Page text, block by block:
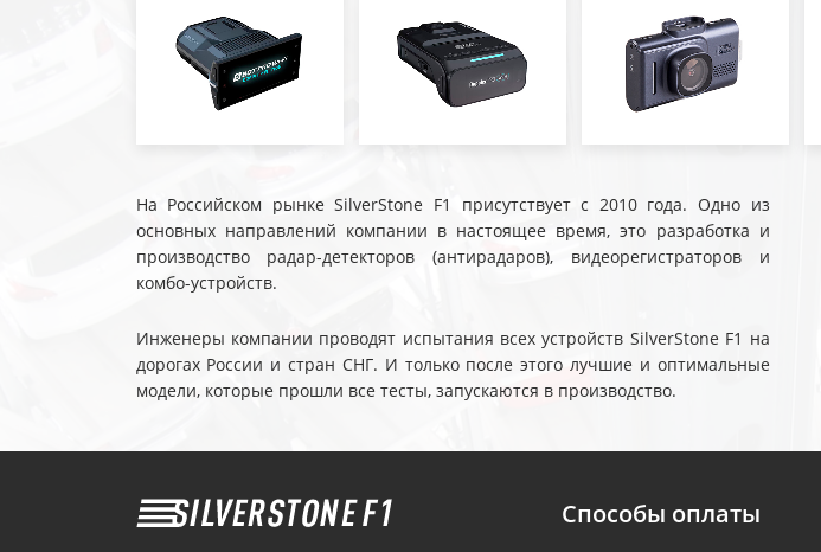
На Российском рынке SilverStone F1 присутствует с 2010 года. Одно из
основных направлений компании в настоящее время, это разработка и
производство радар-детекторов (антирадаров), видеорегистраторов и
комбо-устройств.
Инженеры компании проводят испытания всех устройств SilverStone F1 на
дорогах России и стран СНГ. И только после этого лучшие и оптимальные
модели, которые прошли все тесты, запускаются в производство.
Способы оплаты